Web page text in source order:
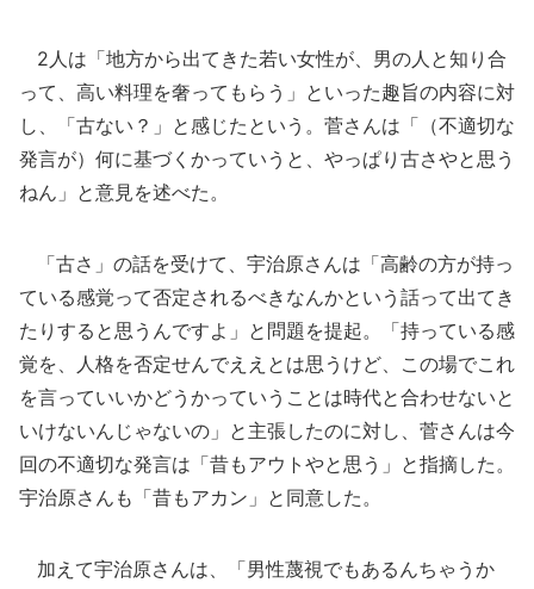
2人は「地方から出てきた若い女性が、男の人と知り合
って、高い料理を奢ってもらう」といった趣旨の内容に対
し、「古ない？」と感じたという。菅さんは「（不適切な
発言が）何に基づくかっていうと、やっぱり古さやと思う
ねん」と意見を述べた。
「古さ」の話を受けて、宇治原さんは「高齢の方が持っ
ている感覚って否定されるべきなんかという話って出てき
たりすると思うんですよ」と問題を提起。「持っている感
覚を、人格を否定せんでええとは思うけど、この場でこれ
を言っていいかどうかっていうことは時代と合わせないと
いけないんじゃないの」と主張したのに対し、菅さんは今
回の不適切な発言は「昔もアウトやと思う」と指摘した。
宇治原さんも「昔もアカン」と同意した。
加えて宇治原さんは、「男性蔑視でもあるんちゃうか